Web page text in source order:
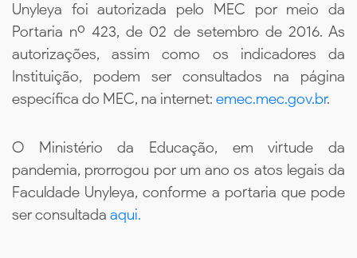
Unyleya foi autorizada pelo MEC por meio da
Portaria nº 423, de 02 de setembro de 2016. As
autorizações, assim como os indicadores da
Instituição, podem ser consultados na página
específica do MEC, na internet: emec.mec.gov.br.
O Ministério da Educação, em virtude da
pandemia, prorrogou por um ano os atos legais da
Faculdade Unyleya, conforme a portaria que pode
ser consultada aqui.